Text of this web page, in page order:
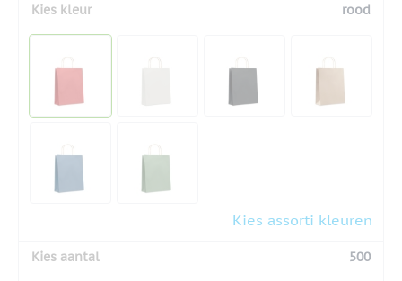
Kies kleur rood
Kies assorti kleuren
Kies aantal 500